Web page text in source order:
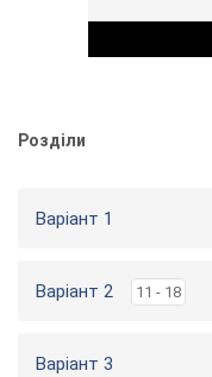
Розділи
Варіант 1
Варіант 2 11 - 18
Варіант 3